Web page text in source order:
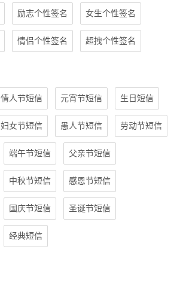
励志个性签名 女生个性签名
情侣个性签名 超拽个性签名
情人节短信 元宵节短信 生日短信
妇女节短信 愚人节短信 劳动节短信
端午节短信 父亲节短信
中秋节短信 感恩节短信
国庆节短信 圣诞节短信
经典短信